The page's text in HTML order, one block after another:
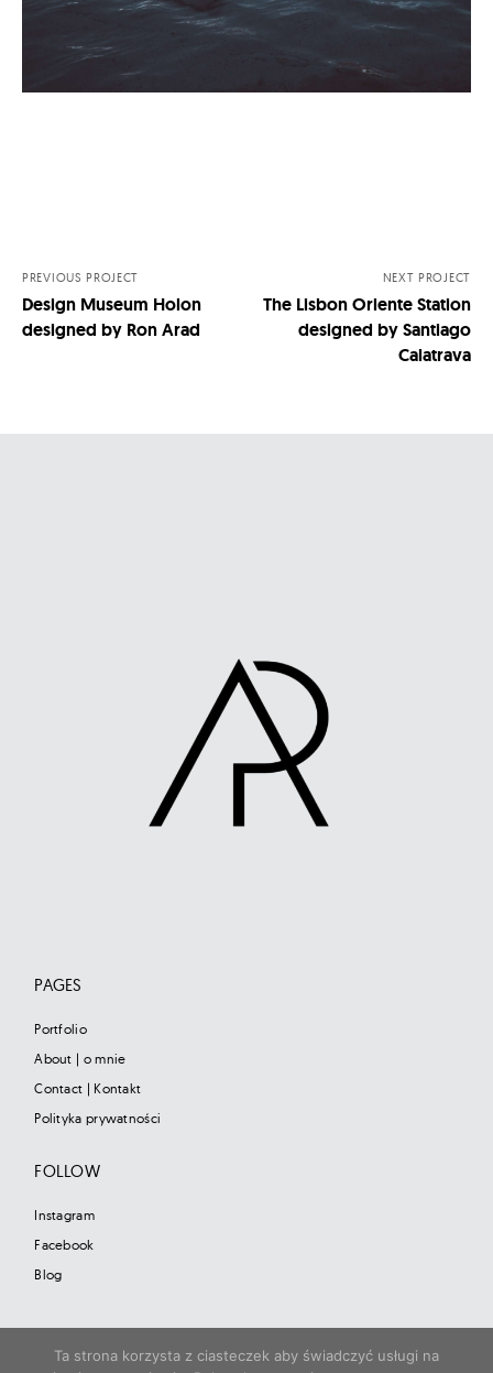
wpisach
PREVIOUS PROJECT
Design Museum Holon
designed by Ron Arad
NEXT PROJECT
The Lisbon Oriente Station
designed by Santiago
Calatrava
PAGES
Portfolio
About | o mnie
Contact | Kontakt
Polityka prywatności
FOLLOW
Instagram
Facebook
Blog
Ta strona korzysta z ciasteczek aby świadczyć usługi na